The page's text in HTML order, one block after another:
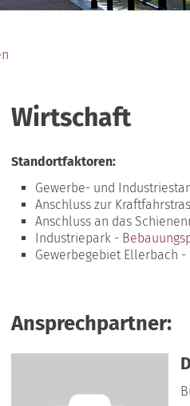
Wirtschaft
Standortfaktoren:
Gewerbe- und
Anschluss zur
Anschluss an das
Industriepark -
Gewerbegebiet Ellerbach -
Ansprechpartner: